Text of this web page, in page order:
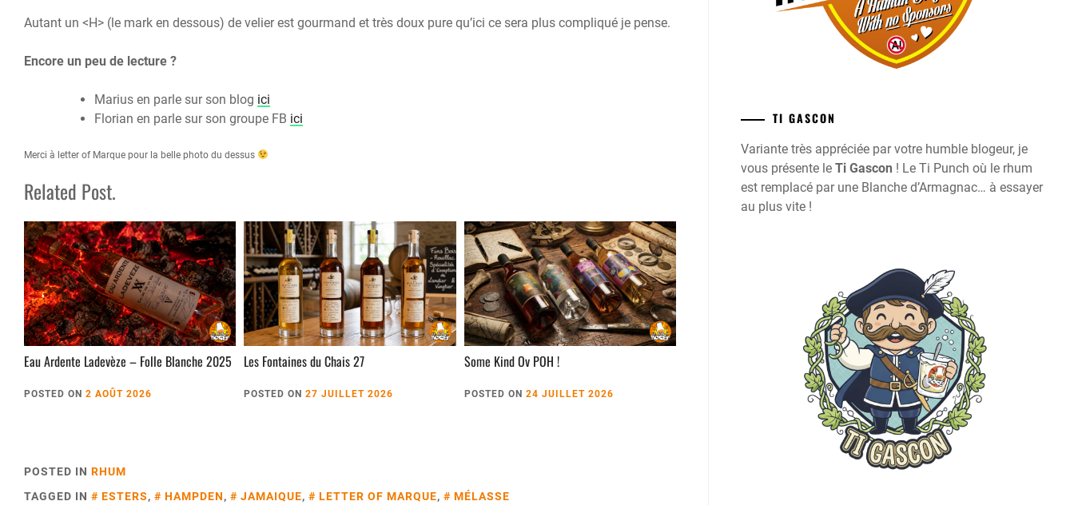
Autant un <H> (le mark en dessous) de velier est gourmand et très doux pure qu’ici ce sera plus compliqué je pense.
Encore un peu de lecture ?
Marius en parle sur son blog ici
Florian en parle sur son groupe FB ici
Merci à letter of Marque pour la belle photo du dessus
Related Post.
Eau Ardente Ladevèze – Folle Blanche 2025
POSTED ON 2 AOÛT 2026
Les Fontaines du Chais 27
POSTED ON27 JUILLET 2026
Some Kind Ov POH !
POSTED ON 24 JUILLET 2026
POSTED IN RHUM
TAGGED IN
ESTERS, HAMPDEN, JAMAIQUE, LETTER OF MARQUE, MÉLASSE
TI GASCON
Variante très appréciée par votre humble blogeur, je
vous présente le Ti Gascon ! Le Ti Punch où le rhum
est remplacé par une Blanche d’Armagnac… à essayer
au plus vite !